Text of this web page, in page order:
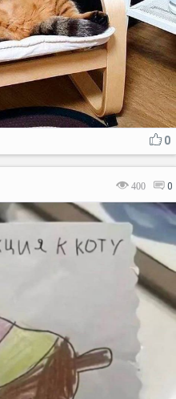
0
400 0